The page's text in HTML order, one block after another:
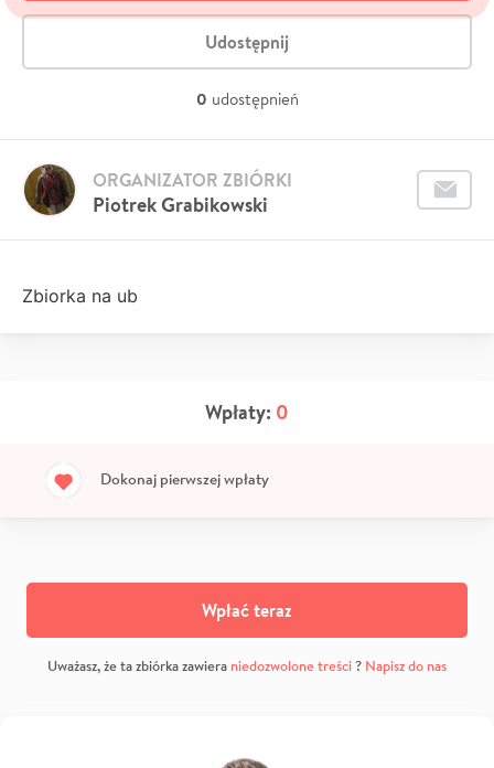
Udostępnij
0 udostępnień
Piotrek Grabikowski
ORGANIZATOR ZBIÓRKI
Zbiorka na ub
Wpłaty: 0
Dokonaj pierwszej wpłaty
Wpłać teraz
Uważasz, że ta zbiórka zawiera niedozwolone treści? Napisz do nas